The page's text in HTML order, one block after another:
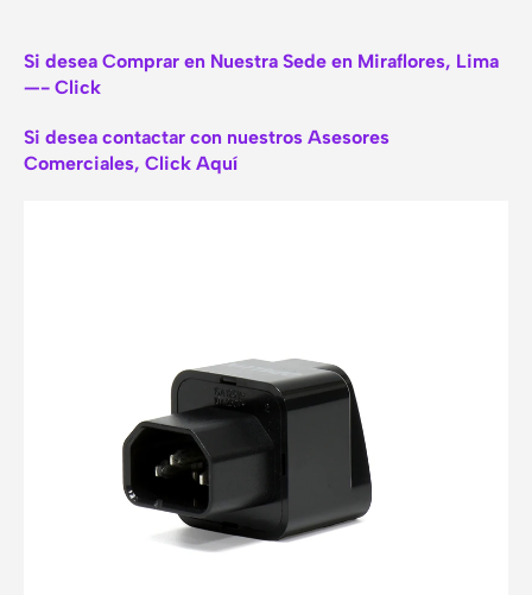
Si desea Comprar en Nuestra Sede en Miraflores, Lima
—- Click
Si desea contactar con nuestros Asesores
Comerciales, Click Aquí